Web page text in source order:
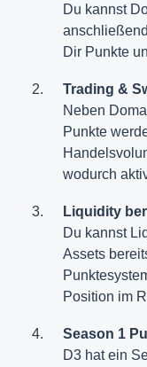
Du kannst
Dir Punkte
Trading &
Neben
Punkte
wodurch
Liquidity
Du kannst
Assets
Position im
Season 1
D3 hat ein